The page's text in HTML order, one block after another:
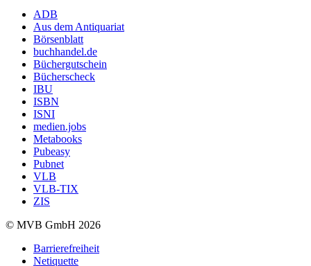
ADB
Aus dem Antiquariat
Börsenblatt
buchhandel.de
Büchergutschein
Bücherscheck
IBU
ISBN
ISNI
medien.jobs
Metabooks
Pubeasy
Pubnet
VLB
VLB-TIX
ZIS
© MVB GmbH 2026
Barrierefreiheit
Netiquette